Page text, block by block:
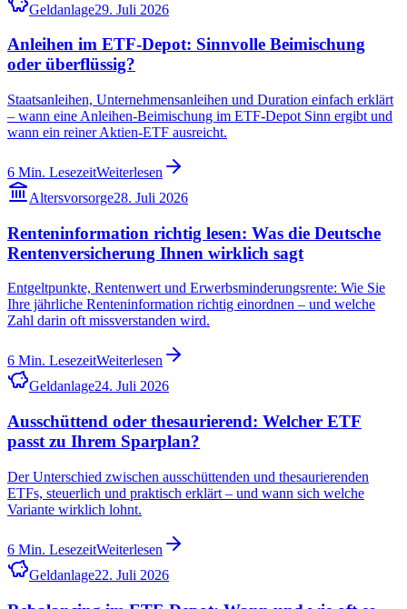
Geldanlage29. Juli 2026
Anleihen im ETF-Depot: Sinnvolle Beimischung
oder überflüssig?
Staatsanleihen, Unternehmensanleihen und Duration einfach erklärt
– wann eine Anleihen-Beimischung im ETF-Depot Sinn ergibt und
wann ein reiner Aktien-ETF ausreicht.
6 Min. LesezeitWeiterlesen
Altersvorsorge28. Juli 2026
Renteninformation richtig lesen: Was die Deutsche
Rentenversicherung Ihnen wirklich sagt
Entgeltpunkte, Rentenwert und Erwerbsminderungsrente: Wie Sie
Ihre jährliche Renteninformation richtig einordnen – und welche
Zahl darin oft missverstanden wird.
6 Min. LesezeitWeiterlesen
Geldanlage24. Juli 2026
Ausschüttend oder thesaurierend: Welcher ETF
passt zu Ihrem Sparplan?
Der Unterschied zwischen ausschüttenden und thesaurierenden
ETFs, steuerlich und praktisch erklärt – und wann sich welche
Variante wirklich lohnt.
6 Min. LesezeitWeiterlesen
Geldanlage22. Juli 2026